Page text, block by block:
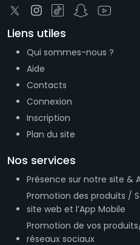
Liens utiles
Qui sommes-nous ?
Aide
Contacts
Connexion
Inscription
Plan du site
Nos services
Présence sur notre site &
Promotion des produits /
site web et l’App Mobile
Promotion de vos
réseaux sociaux